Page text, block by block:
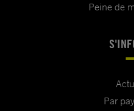
Peine de
Par